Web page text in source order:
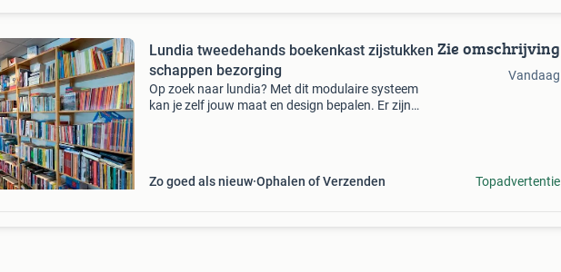
Lundia tweedehands boekenkast zijstukken
schappen bezorging
Op zoek naar lundia? Met dit modulaire systeem
kan je zelf jouw maat en design bepalen. Er zijn
Zo goed als nieuw Ophalen of Verzenden
Zie omschrijving
Vandaag
Topadvertentie